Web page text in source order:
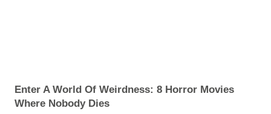
Enter A World Of Weirdness: 8 Horror Movies
Where Nobody Dies